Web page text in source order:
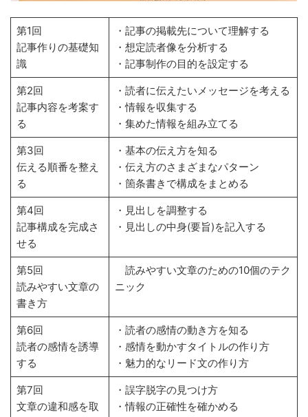
第1回
記事作りの基礎知
識
・記事の掲載先について理解する
・想定読者像を分析する
・記事制作の目的を設定する
第2回
記事内容を考案す
る
・読者に伝えたいメッセージを考える
・情報を収集する
・集めた情報を組み立てる
第3回
伝える順番を整え
る
・基本の伝え方を知る
・伝え方のさまざまなパターン
・箇条書きで構成をまとめる
第4回
記事構成を完成さ
せる
・見出しを調整する
・見出しの中身(要旨)を記入する
第5回
読みやすい文章の
書き方
読みやすい文章のための10個のテク
ニック
第6回
読者の感情を誘導
する
・読者の感情の動き方を知る
・感情を動かすタイトルの作り方
・魅力的なリード文の作り方
第7回
文章の違和感を取
・誤字脱字の見つけ方
・情報の正確性を確かめる